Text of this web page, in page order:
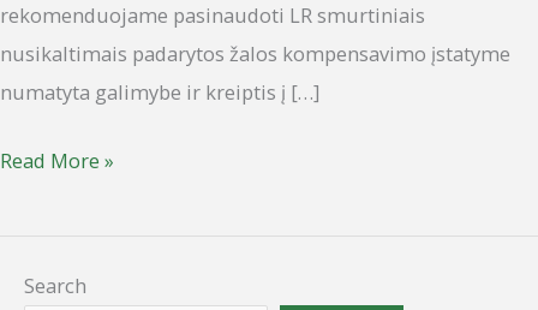
rekomenduojame pasinaudoti LR smurtiniais
nusikaltimais padarytos žalos kompensavimo įstatyme
numatyta galimybe ir kreiptis į […]
Read More »
Search